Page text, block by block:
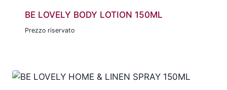
BE LOVELY BODY LOTION 150ML
Prezzo riservato